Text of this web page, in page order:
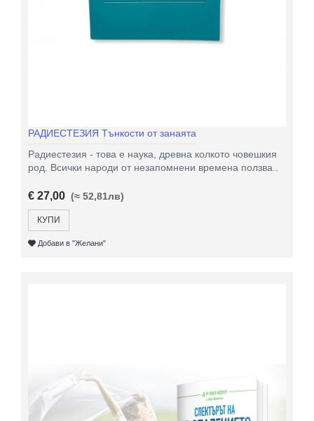
РАДИЕСТЕЗИЯ Тънкости от занаята
Радиестезия - това е наука, древна колкото човешкия
род. Всички народи от незапомнени времена ползва..
€ 27,00 (≈ 52,81лв)
КУПИ
Добави в "Желани"